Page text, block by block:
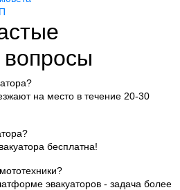
на место в течение 20-30
бесплатна!
эвакуаторов - задача более